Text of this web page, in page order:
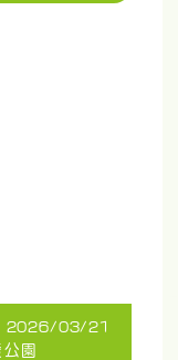
2026/03/21
園